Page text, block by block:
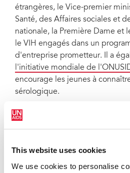
This website uses cookies
We use cookies to personalise
étrangères, le Vice-premier
Santé, des Affaires sociales et
nationale, la Première Dame et
le VIH engagés dans un
d'entreprise prometteur. Il a
l'initiative mondiale de
encourage les jeunes à
sérologique.
QUOTES
« Nous avons besoin
de modèle. Le